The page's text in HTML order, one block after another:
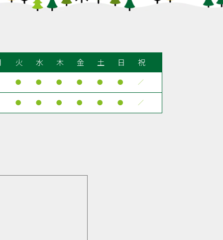
火 水 木 金 土 日 祝
● ● ● ● ● ● ／
● ● ● ● ● ● ／